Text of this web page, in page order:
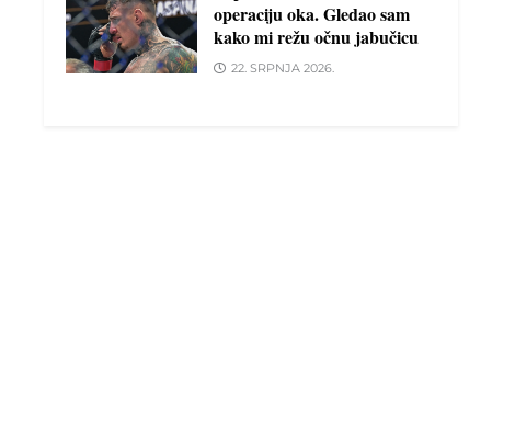
operaciju oka. Gledao sam
kako mi režu očnu jabučicu
22. SRPNJA 2026.